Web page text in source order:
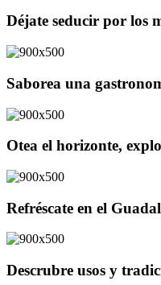
Déjate seducir por los
Saborea una
Otea el horizonte,
Refréscate en el
Descrubre usos y